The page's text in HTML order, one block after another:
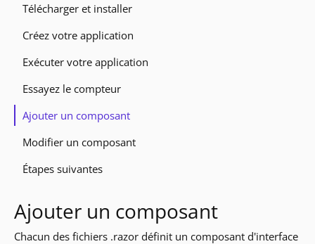
Télécharger et installer
Créez votre application
Exécuter votre application
Essayez le compteur
Ajouter un composant
Modifier un composant
Étapes suivantes
Ajouter un composant
Chacun des fichiers .razor définit un composant d'interface